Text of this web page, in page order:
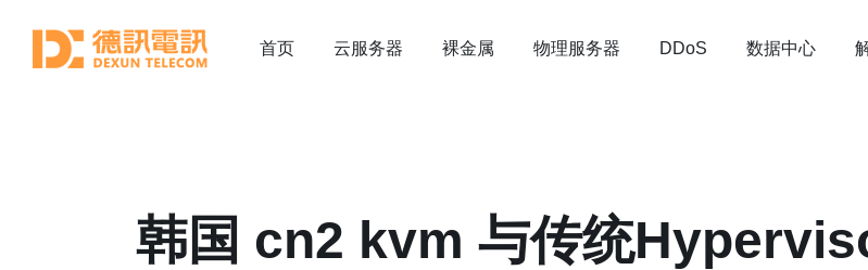
首页 云服务器 裸金属 物理服务器 DDoS 数据中心
韩国 cn2 kvm 与传统